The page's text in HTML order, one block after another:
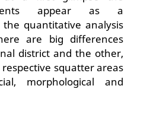
appear as a
quantitative analysis
are big differences
district and the other,
squatter areas
morphological and